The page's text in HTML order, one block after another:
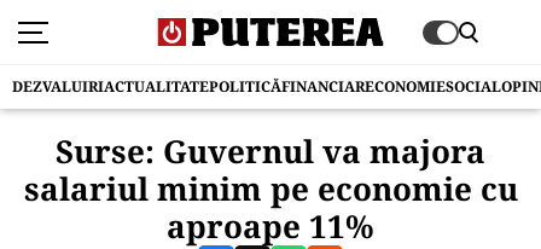
DEZVALUIRIACTUALITATEPOLITICĂFINANCIARECONOMIESOCIAL
Surse: Guvernul va majora
salariul minim pe economie cu
aproape 11%